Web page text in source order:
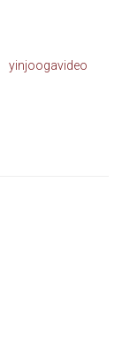
yinjoogavideo